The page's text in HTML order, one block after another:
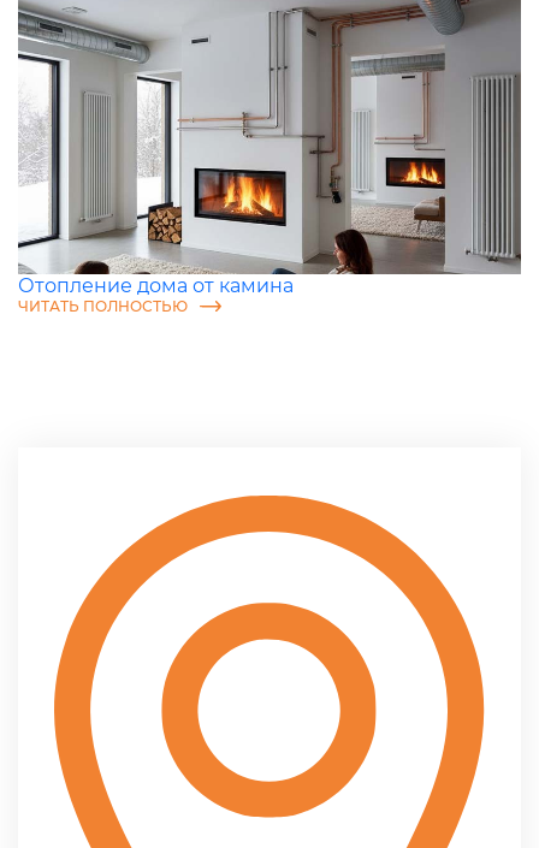
Отопление дома от камина
ЧИТАТЬ ПОЛНОСТЬЮ